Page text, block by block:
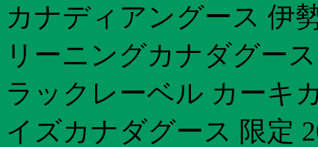
カナディアングース 伊
リーニングカナダグー
ラックレーベル カーキ
イズカナダグース 限定